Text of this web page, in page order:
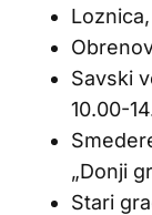
Savski
10.00-
„Donji
Stari